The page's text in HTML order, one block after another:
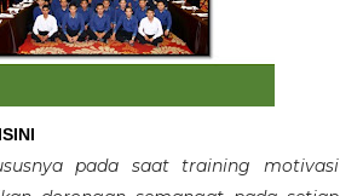
pada saat training motivasi